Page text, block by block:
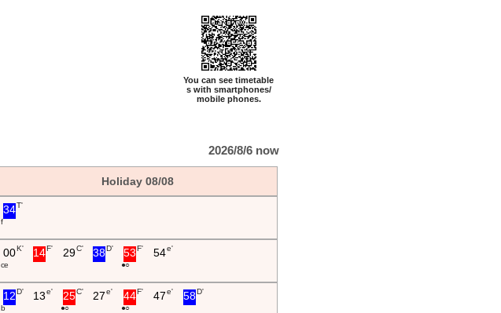
You can see timetable
s with smartphones/
mobile phones.
2026/8/6 now
Holiday 08/08
34T'
00K'
c e
14F' 29C' 38D' 53F'
● ○
54e'
12D'
b
13e' 25C'
● ○
27 e' 44F'
● ○
47e' 58D'